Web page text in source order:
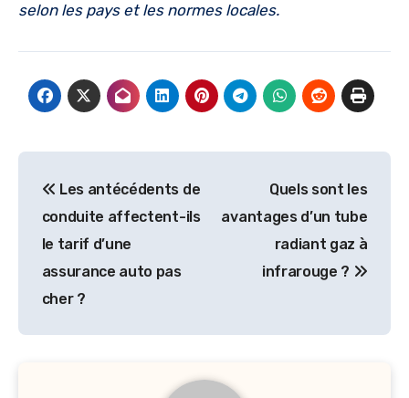
selon les pays et les normes locales.
de
l’article
Les antécédents de
conduite affectent-ils
le tarif d’une
assurance auto pas
cher ?
Quels sont les
avantages d’un tube
radiant gaz à
infrarouge ?